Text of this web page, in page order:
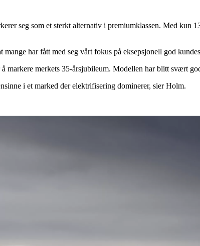
seg som et sterkt alternativ i premiumklassen. Med kun
har fått med seg vårt fokus på eksepsjonell god
markere merkets 35-årsjubileum. Modellen har blitt svært
i et marked der elektrifisering dominerer, sier Holm.